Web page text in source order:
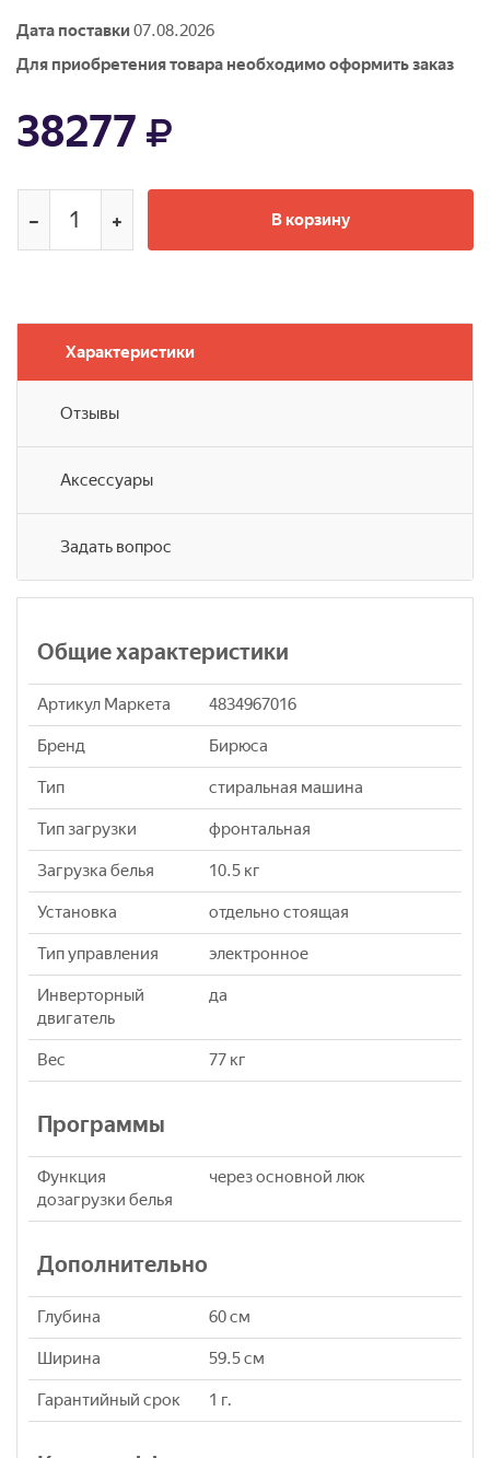
Дата поставки 07.08.2026
Для приобретения товара необходимо оформить заказ
38277
В корзину
Характеристики
Отзывы
Аксессуары
Задать вопрос
Общие характеристики
Артикул Маркета 4834967016
Бренд Бирюса
Тип стиральная машина
Тип загрузки фронтальная
Загрузка белья 10.5 кг
Установка отдельно стоящая
Тип управления электронное
Инверторный
двигатель
да
Вес 77 кг
Программы
Функция
дозагрузки белья
через основной люк
Дополнительно
Глубина 60 см
Ширина 59.5 см
Гарантийный срок 1 г.